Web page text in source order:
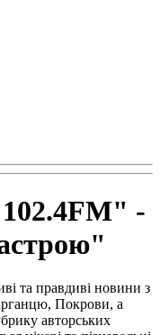
-
та правдиві новини з
Покрови, а
авторських